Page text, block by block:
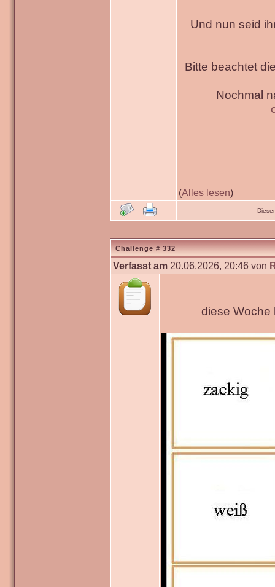
Und nun seid
Bitte beachtet
Nochmal
(Alles lesen)
Challenge # 332
Verfasst am 20.06.2026, 20:46 von
diese Woche